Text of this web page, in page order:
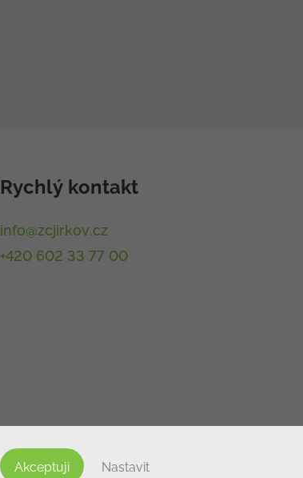
Rychlý kontakt
info@zcjirkov.cz
+420 602 33 77 00
Akceptuji Nastavit